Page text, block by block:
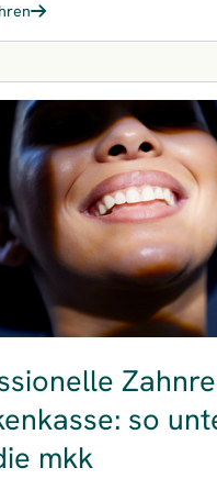
App – smart & sicher einreichen
so
mkk